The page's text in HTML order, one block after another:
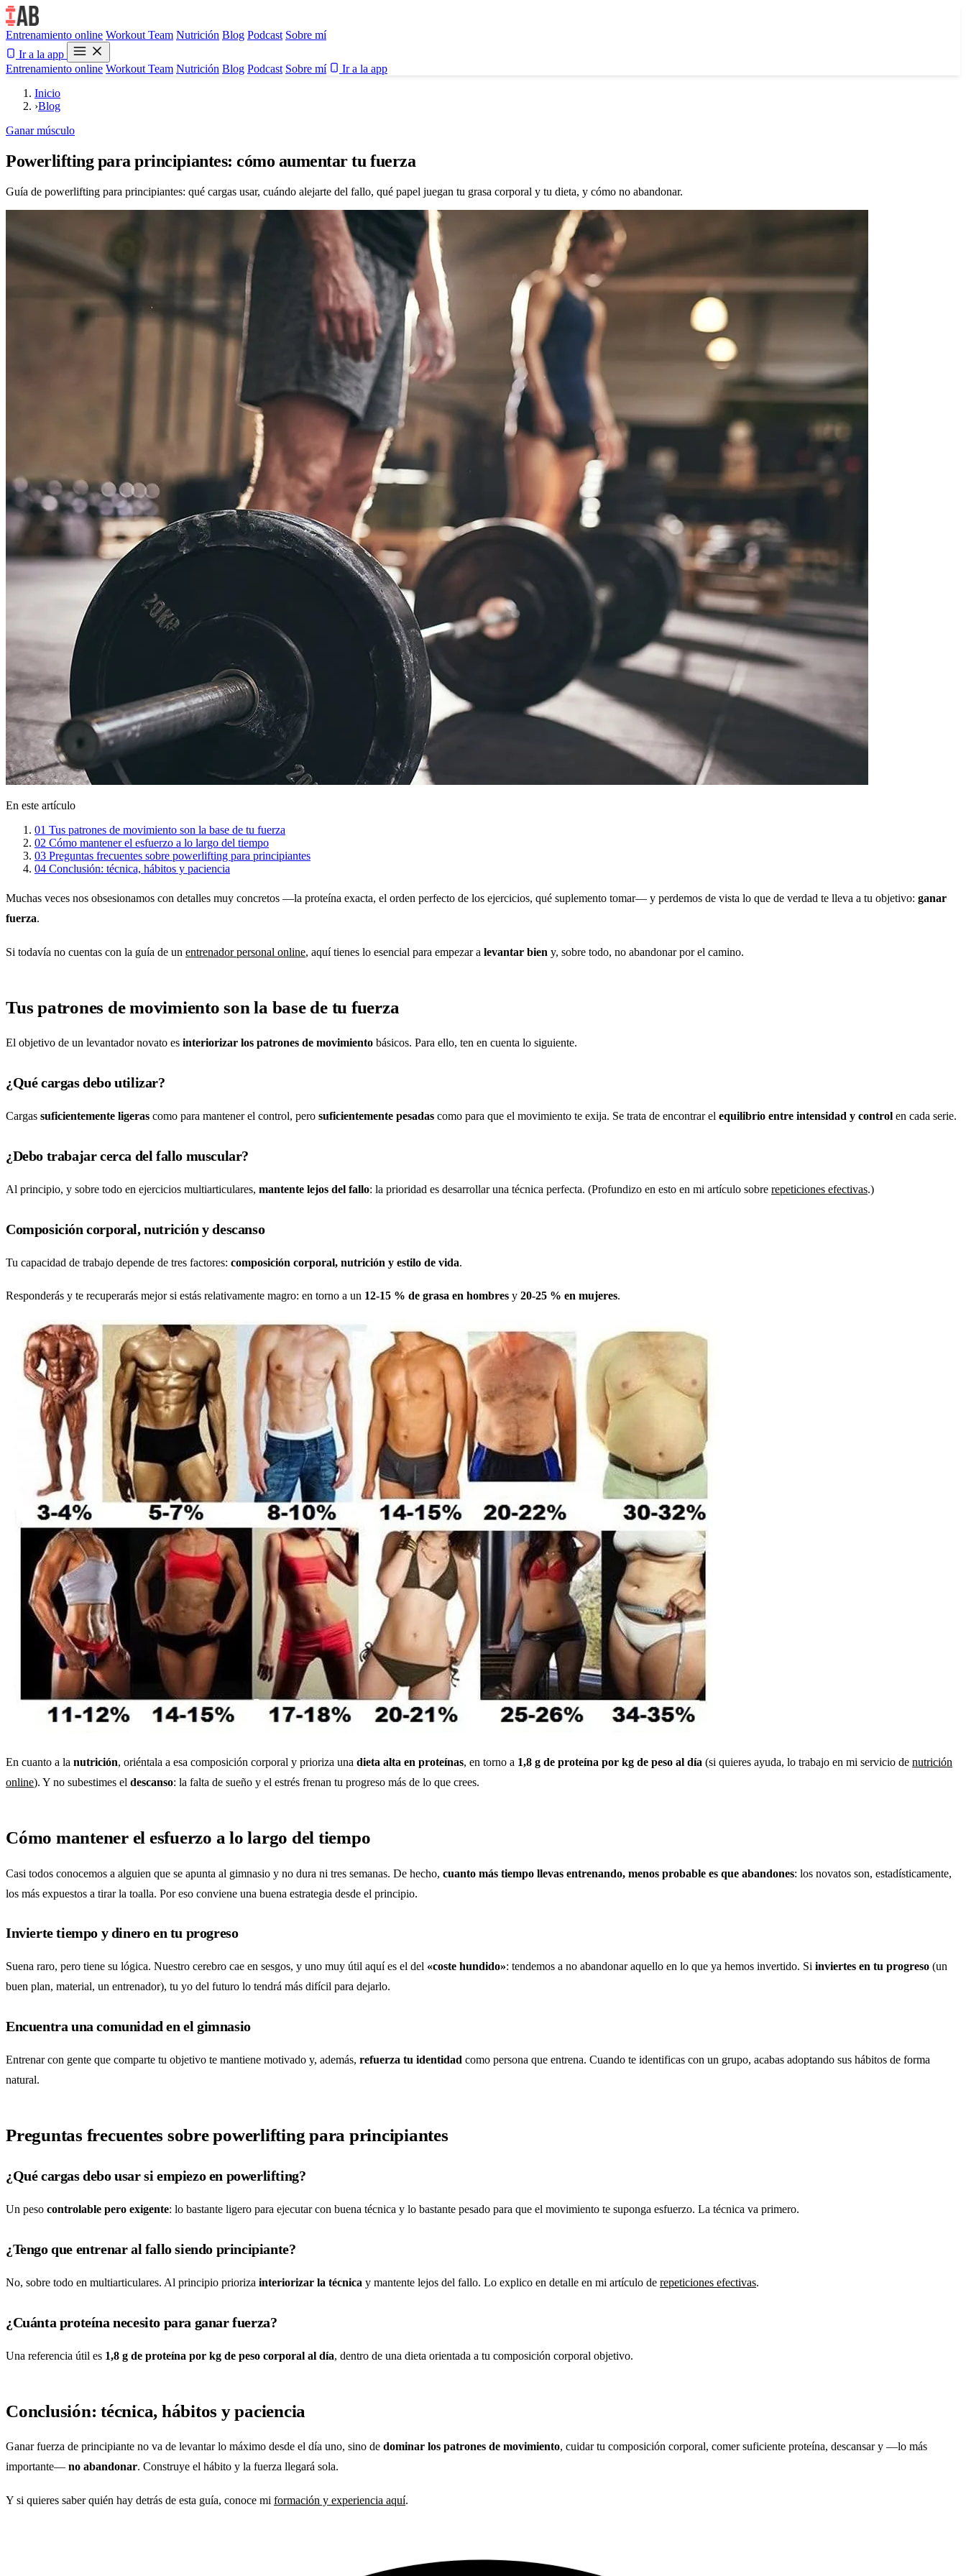
Entrenamiento online Workout Team Nutrición Blog Podcast Sobre mí
Ir a la app
Entrenamiento online Workout Team Nutrición Blog Podcast Sobre mí
Ir a la app
Inicio
›Blog
Ganar músculo
Powerlifting para principiantes: cómo aumentar tu fuerza
Guía de powerlifting para principiantes: qué cargas usar, cuándo alejarte del fallo, qué papel juegan tu grasa corporal y tu dieta, y cómo no abandonar.
En este artículo
01 Tus patrones de movimiento son la base de tu fuerza
02 Cómo mantener el esfuerzo a lo largo del tiempo
03 Preguntas frecuentes sobre powerlifting para principiantes
04 Conclusión: técnica, hábitos y paciencia
Muchas veces nos obsesionamos con detalles muy concretos —la proteína exacta, el orden perfecto de los ejercicios, qué suplemento tomar— y perdemos de vista lo que de verdad te lleva a tu objetivo: ganar
fuerza.
Si todavía no cuentas con la guía de un entrenador personal online, aquí tienes lo esencial para empezar a levantar bien y, sobre todo, no abandonar por el camino.
Tus patrones de movimiento son la base de tu fuerza
El objetivo de un levantador novato es interiorizar los patrones de movimiento básicos. Para ello, ten en cuenta lo siguiente.
¿Qué cargas debo utilizar?
Cargas suficientemente ligeras como para mantener el control, pero suficientemente pesadas como para que el movimiento te exija. Se trata de encontrar el equilibrio entre intensidad y control en cada serie.
¿Debo trabajar cerca del fallo muscular?
Al principio, y sobre todo en ejercicios multiarticulares, mantente lejos del fallo: la prioridad es desarrollar una técnica perfecta. (Profundizo en esto en mi artículo sobre repeticiones efectivas.)
Composición corporal, nutrición y descanso
Tu capacidad de trabajo depende de tres factores: composición corporal, nutrición y estilo de vida.
Responderás y te recuperarás mejor si estás relativamente magro: en torno a un 12-15 % de grasa en hombres y 20-25 % en mujeres.
En cuanto a la nutrición, oriéntala a esa composición corporal y prioriza una dieta alta en proteínas, en torno a 1,8 g de proteína por kg de peso al día (si quieres ayuda, lo trabajo en mi servicio de nutrición
online). Y no subestimes el descanso: la falta de sueño y el estrés frenan tu progreso más de lo que crees.
Cómo mantener el esfuerzo a lo largo del tiempo
Casi todos conocemos a alguien que se apunta al gimnasio y no dura ni tres semanas. De hecho, cuanto más tiempo llevas entrenando, menos probable es que abandones: los novatos son, estadísticamente,
los más expuestos a tirar la toalla. Por eso conviene una buena estrategia desde el principio.
Invierte tiempo y dinero en tu progreso
Suena raro, pero tiene su lógica. Nuestro cerebro cae en sesgos, y uno muy útil aquí es el del «coste hundido»: tendemos a no abandonar aquello en lo que ya hemos invertido. Si inviertes en tu progreso (un
buen plan, material, un entrenador), tu yo del futuro lo tendrá más difícil para dejarlo.
Encuentra una comunidad en el gimnasio
Entrenar con gente que comparte tu objetivo te mantiene motivado y, además, refuerza tu identidad como persona que entrena. Cuando te identificas con un grupo, acabas adoptando sus hábitos de forma
natural.
Preguntas frecuentes sobre powerlifting para principiantes
¿Qué cargas debo usar si empiezo en powerlifting?
Un peso controlable pero exigente: lo bastante ligero para ejecutar con buena técnica y lo bastante pesado para que el movimiento te suponga esfuerzo. La técnica va primero.
¿Tengo que entrenar al fallo siendo principiante?
No, sobre todo en multiarticulares. Al principio prioriza interiorizar la técnica y mantente lejos del fallo. Lo explico en detalle en mi artículo de repeticiones efectivas.
¿Cuánta proteína necesito para ganar fuerza?
Una referencia útil es 1,8 g de proteína por kg de peso corporal al día, dentro de una dieta orientada a tu composición corporal objetivo.
Conclusión: técnica, hábitos y paciencia
Ganar fuerza de principiante no va de levantar lo máximo desde el día uno, sino de dominar los patrones de movimiento, cuidar tu composición corporal, comer suficiente proteína, descansar y —lo más
importante— no abandonar. Construye el hábito y la fuerza llegará sola.
Y si quieres saber quién hay detrás de esta guía, conoce mi formación y experiencia aquí.